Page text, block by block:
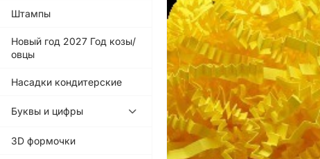
Штампы
Новый год 2027 Год козы/
овцы
Насадки кондитерские
Буквы и цифры
3D формочки